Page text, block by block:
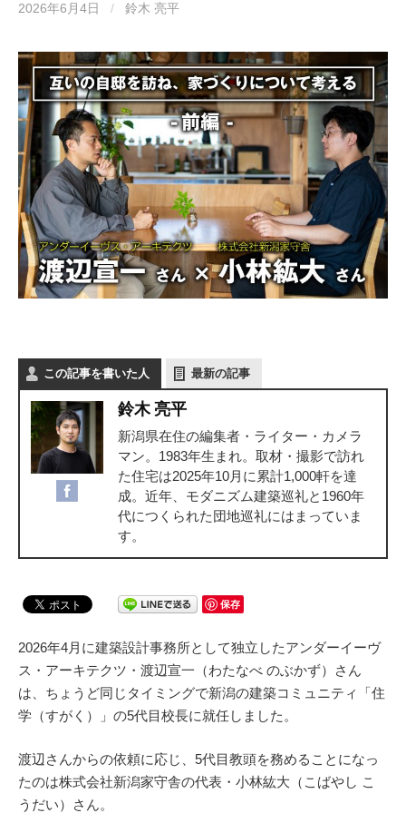
2026年6月4日 / 鈴木 亮平
この記事を書いた人 最新の記事
鈴木 亮平
新潟県在住の編集者・ライター・カメラ
マン。1983年生まれ。取材・撮影で訪れ
た住宅は2025年10月に累計1,000軒を達
成。近年、モダニズム建築巡礼と1960年
代につくられた団地巡礼にはまっていま
す。
保存
2026年4月に建築設計事務所として独立したアンダーイーヴ
ス・アーキテクツ・渡辺宣一（わたなべ のぶかず）さん
は、ちょうど同じタイミングで新潟の建築コミュニティ「住
学（すがく）」の5代目校長に就任しました。
渡辺さんからの依頼に応じ、5代目教頭を務めることになっ
たのは株式会社新潟家守舎の代表・小林紘大（こばやし こ
うだい）さん。